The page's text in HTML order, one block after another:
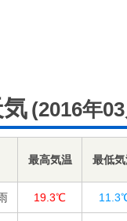
(2016年
最高気温 最低
19.3℃